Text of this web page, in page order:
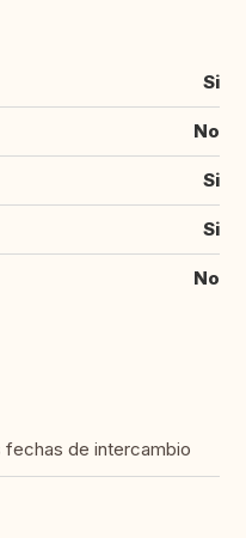
Si
No
Si
Si
No
fechas de intercambio